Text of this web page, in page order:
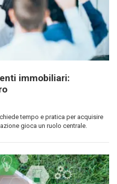
immobiliari:
tempo e pratica per acquisire
gioca un ruolo centrale.